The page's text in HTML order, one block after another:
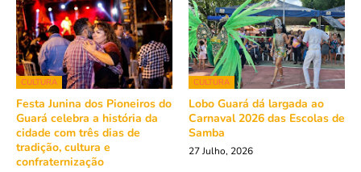
CULTURA
Festa Junina dos Pioneiros do
Guará celebra a história da
cidade com três dias de
tradição, cultura e
confraternização
CULTURA
Lobo Guará dá largada ao
Carnaval 2026 das Escolas de
Samba
27 Julho, 2026